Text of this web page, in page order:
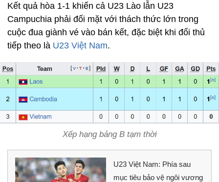
Kết quả hòa 1-1 khiến cả U23 Lào lẫn U23
Campuchia phải đối mặt với thách thức lớn trong
cuộc đua giành vé vào bán kết, đặc biệt khi đối thủ
tiếp theo là U23 Việt Nam.
Xếp hạng bảng B tạm thời
U23 Việt Nam: Phía sau
mục tiêu bảo vệ ngôi vương